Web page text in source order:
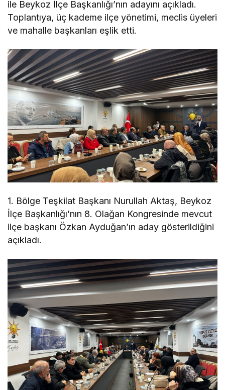
ile Beykoz İlçe Başkanlığı’nın adayını açıkladı.
Toplantıya, üç kademe ilçe yönetimi, meclis üyeleri
ve mahalle başkanları eşlik etti.
1. Bölge Teşkilat Başkanı Nurullah Aktaş, Beykoz
İlçe Başkanlığı’nın 8. Olağan Kongresinde mevcut
ilçe başkanı Özkan Ayduğan’ın aday gösterildiğini
açıkladı.